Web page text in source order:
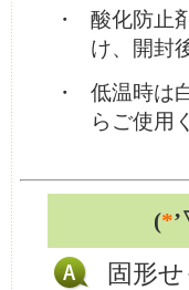
・
酸化防止
け、開封
・
低温時は
らご使用
(*
固形